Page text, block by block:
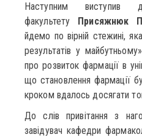
Наступним виступив
факультету Присяжнюк
йдемо по вірній стежині,
результатів у
про розвиток фармації в
що становлення фармації
кроком вдалось досягати
До слів привітання з
завідувач кафедри